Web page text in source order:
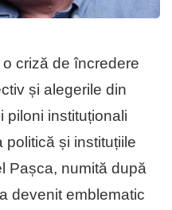
criză de încredere
și alegerile din
piloni instituționali
politică și instituțiile
Pașca, numită după
devenit emblematic